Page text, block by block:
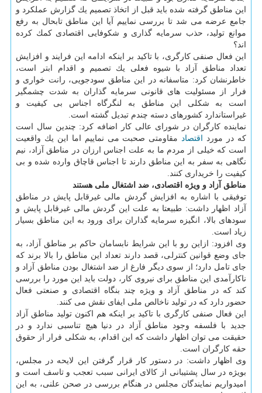
این مناطق گرفته شده باید قبل از اتخاذ تصمیم یك گزارش عملكرد و
جامع عرضه می شد تا بررسی نماییم آیا این مناطق تابحال به رفع
موانع تولید، حذب سرمایه گذاری و شكوفایی اقتصادی كمك كرده
اند؟
این فعال صنفی كارگری، با تاكید بر اینكه ادامه این فرایند و افزایش
تعداد مناطق آزاد با شیوه فعلی یك تصمیم و اقدام ابتر است،
خاطرنشان كرد: متاسفانه در این مناطق سودجویی، رانت خواری و
فرار از مسئولیت های قانونی سرمایه گذاران به شدت چشمگیر
است به شكلی این مناطق به لنگرگاه اجناس بی كیفیت و
غیراستاندارد كشورهای دسته چندم تبدیل گشته است.
نماینده كارگران در شورای عالی كار اضافه كرد: چندین سال است
كه در مورد
اقتصادمقاومتی صحبت می نماییم اما این یك واقعیت
است كه خیلی از مردم ما به علت اجناس ارزان در مناطق آزاد، نیم
نگاهی به سفر به این مناطق دارند تا اجناس قاچاق وارده شده و بی
كیفیت را خریداری كنند.
مناطق آزاد و ویژه اقتصادی، ضد اشتغال ملی هستند
توفیقی با اشاره به افزایش گردش مالی غیرقابل پایش در مناطق
آزاد اظهار داشت: طبیعتا به علت این گردش مالی غیرقابل پایش و
سودهای بالا، انگیزه سرمایه گذاران برای ورود به این مناطق بسیار
زیاد است.
وی افزود: ازاین رو با این شرایط نابسامان حاكم بر مناطق آزاد، به
جای وضع قوانین كنترلی، قصد دارند تعداد این مناطق را بالا برند كه
جای تامل دارد؛ از سوی دیگر فارغ از ضد اشتغال بودن مناطق آزاد و
ناكارآمدی این مناطق برای نیروی كار، دولت باید این مورد را بررسی
كند كه در مناطق آزاد و ویژه چند بنگاه اقتصادی و صنعتی فعال
حضور دارد كه در تولید ناخالص ملی ایفای نقش می كنند.
این فعال صنفی كارگری با تاكید بر اینكه هم اكنون تولید مناطق آزاد
جدید با فلسفه وجود مناطق آزاد در دنیا هیچ تناسبی ندارد و در
حقیقت می توان اظهار داشت كه این اقدام، به شكلی فرار از حقوق
حقه كارگران است.
وی اظهار داشت: در دستور كار قرار گرفتن این لایحه در مجلس،
بویژه در سال پشتیبانی از كالای ایرانی سبب تعجب و تاسف است و
امیدواریم نمایندگان مجلس در هنگام بررسی در صحن علنی، به این